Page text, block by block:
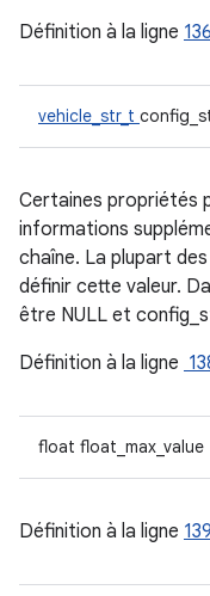
Définition à la ligne
vehicle_str_t
Certaines propriétés
informations
chaîne. La plupart
définir cette valeur.
être NULL et
Définition à la ligne
float float_max_value
Définition à la ligne